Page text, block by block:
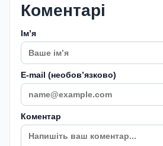
Коментарі
Імʼя
E-mail (необовʼязково)
Коментар